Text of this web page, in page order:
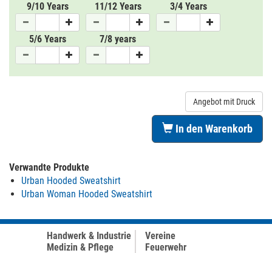
9/10 Years
11/12 Years 3/4 Years
5/6 Years 7/8 years
Angebot mit Druck
In den Warenkorb
Verwandte Produkte
Urban Hooded Sweatshirt
Urban Woman Hooded Sweatshirt
Handwerk & Industrie
Medizin & Pflege
Vereine
Feuerwehr